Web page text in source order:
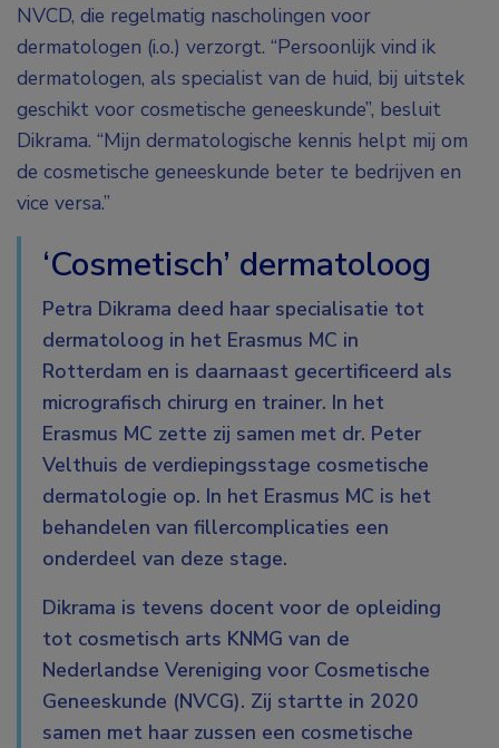
NVCD, die regelmatig nascholingen voor
dermatologen (i.o.) verzorgt. “Persoonlijk vind ik
dermatologen, als specialist van de huid, bij uitstek
geschikt voor cosmetische geneeskunde”, besluit
Dikrama. “Mijn dermatologische kennis helpt mij om
de cosmetische geneeskunde beter te bedrijven en
vice versa.”
‘Cosmetisch’ dermatoloog
Petra Dikrama deed haar specialisatie tot
dermatoloog in het Erasmus MC in
Rotterdam en is daarnaast gecertificeerd als
micrografisch chirurg en trainer. In het
Erasmus MC zette zij samen met dr. Peter
Velthuis de verdiepingsstage cosmetische
dermatologie op. In het Erasmus MC is het
behandelen van fillercomplicaties een
onderdeel van deze stage.
Dikrama is tevens docent voor de opleiding
tot cosmetisch arts KNMG van de
Nederlandse Vereniging voor Cosmetische
Geneeskunde (NVCG). Zij startte in 2020
samen met haar zussen een cosmetische